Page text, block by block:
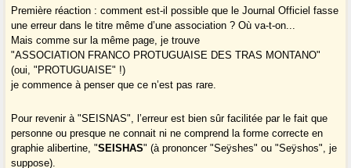
Première réaction : comment est-il possible que le Journal Officiel fasse
une erreur dans le titre même d’une association ? Où va-t-on...
Mais comme sur la même page, je trouve
"ASSOCIATION FRANCO PROTUGUAISE DES TRAS MONTANO"
(oui, "PROTUGUAISE" !)
je commence à penser que ce n’est pas rare.
Pour revenir à "SEISNAS", l’erreur est bien sûr facilitée par le fait que
personne ou presque ne connait ni ne comprend la forme correcte en
graphie alibertine, "SEISHAS" (à prononcer "Seÿshes" ou "Seÿshos", je
suppose).